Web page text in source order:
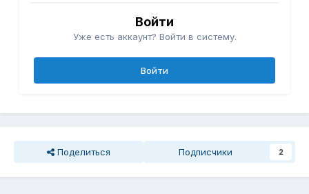
Войти
Уже есть аккаунт? Войти в систему.
Войти
Поделиться Подписчики 2